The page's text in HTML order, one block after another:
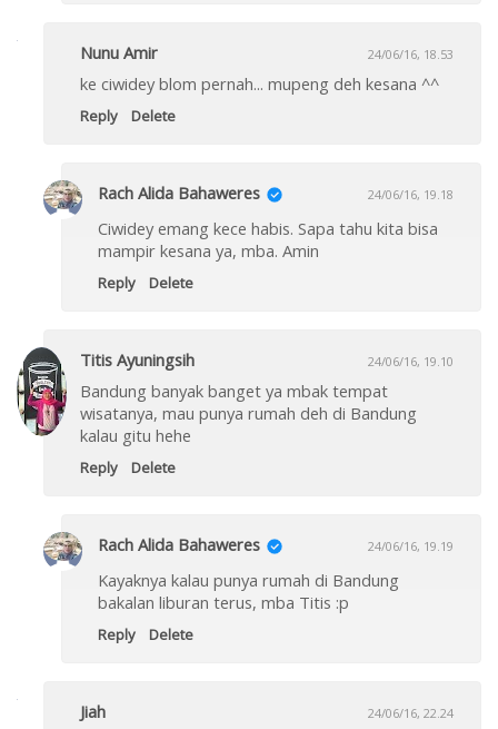
Nunu Amir 24/06/16, 18.53
ke ciwidey blom pernah... mupeng deh kesana ^^
Reply Delete
Rach Alida Bahaweres 24/06/16, 19.18
Ciwidey emang kece habis. Sapa tahu kita bisa
mampir kesana ya, mba. Amin
Reply Delete
Titis Ayuningsih 24/06/16, 19.10
Bandung banyak banget ya mbak tempat
wisatanya, mau punya rumah deh di Bandung
kalau gitu hehe
Reply Delete
Rach Alida Bahaweres 24/06/16, 19.19
Kayaknya kalau punya rumah di Bandung
bakalan liburan terus, mba Titis :p
Reply Delete
Jiah 24/06/16, 22.24